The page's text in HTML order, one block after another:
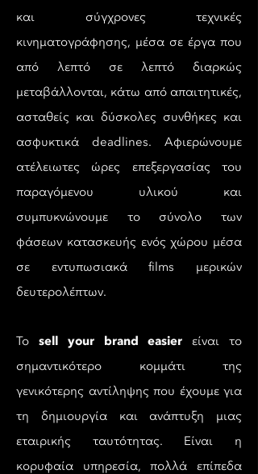
και σύγχρονες τεχνικές
κινηματογράφησης, μέσα σε έργα που
από λεπτό σε λεπτό διαρκώς
μεταβάλλονται, κάτω από απαιτητικές,
ασταθείς και δύσκολες συνθήκες και
ασφυκτικά deadlines. Αφιερώνουμε
ατέλειωτες ώρες επεξεργασίας του
παραγόμενου υλικού και
συμπυκνώνουμε το σύνολο των
φάσεων κατασκευής ενός χώρου μέσα
σε εντυπωσιακά films μερικών
δευτερολέπτων.
Το sell your brand easier
είναι το
σημαντικότερο κομμάτι της
γενικότερης αντίληψης που έχουμε για
τη δημιουργία και ανάπτυξη μιας
εταιρικής ταυτότητας. Είναι η
κορυφαία υπηρεσία, πολλά επίπεδα